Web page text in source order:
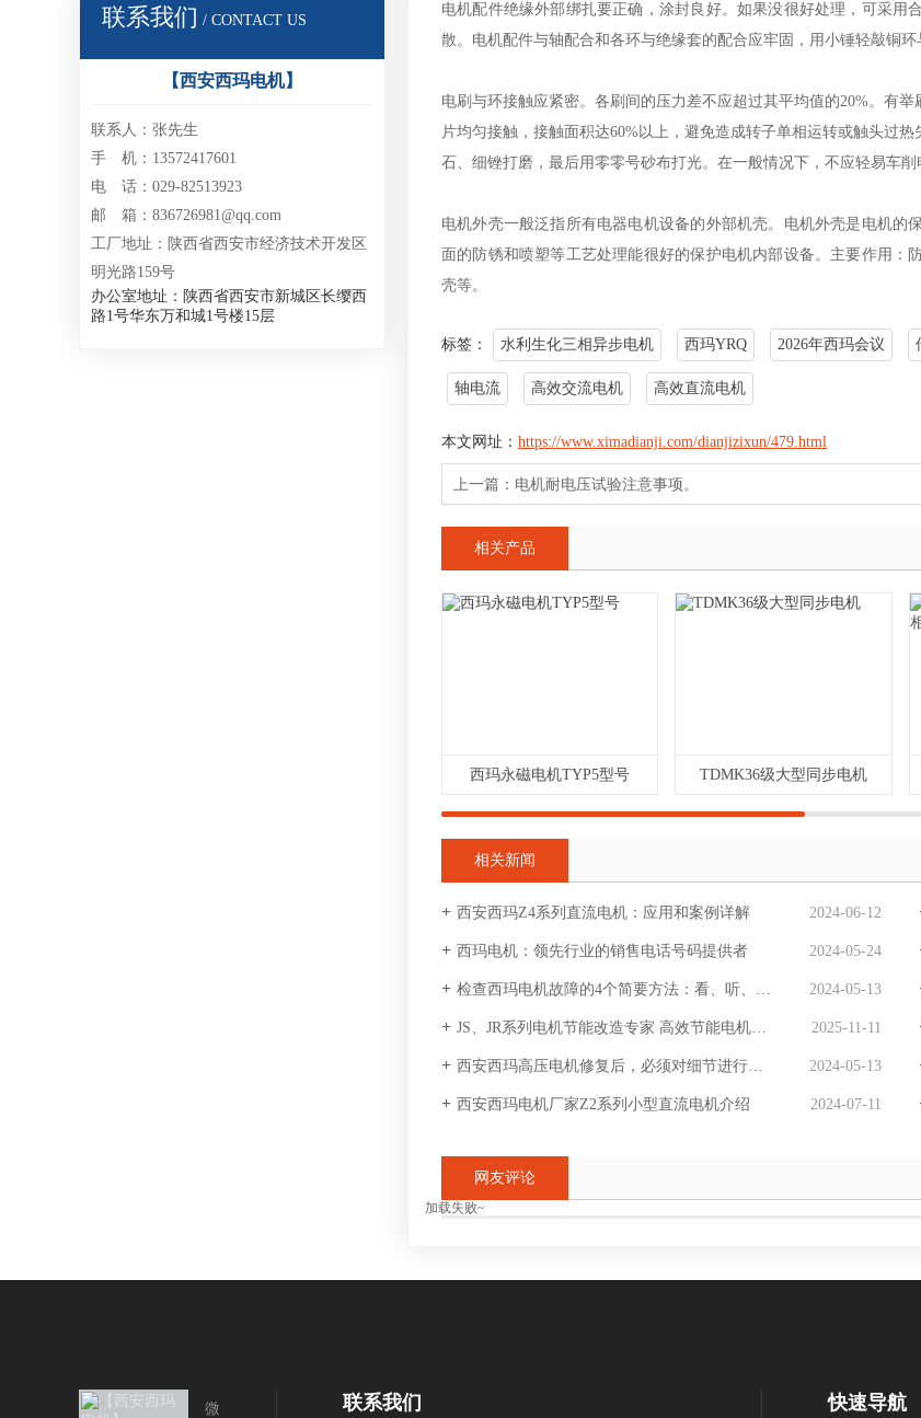
联系我们 / CONTACT US
【西安西玛电机】
联系人：张先生
手 机：13572417601
电 话：029-82513923
邮 箱：836726981@qq.com
工厂地址：陕西省西安市经济技术开发区
明光路159号
办公室地址：陕西省西安市新城区长缨西
路1号华东万和城1号楼15层
电机配件绝缘外部绑扎要正确，涂封良好。如果没很好处理，可采
散。电机配件与轴配合和各环与绝缘套的配合应牢固，用小锤轻敲铜环
电刷与环接触应紧密。各刷间的压力差不应超过其平均值的20%。有
片均匀接触，接触面积达60%以上，避免造成转子单相运转或触头过
石、细锉打磨，最后用零零号砂布打光。在一般情况下，不应轻易车削
电机外壳一般泛指所有电器电机设备的外部机壳。电机外壳是电机
面的防锈和喷塑等工艺处理能很好的保护电机内部设备。主要作用
壳等。
标签： 水利生化三相异步电机 西玛YRQ 2026年西玛会议
轴电流 高效交流电机 高效直流电机
本文网址： https://www.ximadianji.com/dianjizixun/479.html
上一篇： 电机耐电压试验注意事项。
相关产品
西玛永磁电机TYP5型号 TDMK36级大型同步电机
相关新闻
西安西玛Z4系列直流电机：应用和案例详解 2024-06-12
西玛电机：领先行业的销售电话号码提供者 2024-05-24
检查西玛电机故障的4个简要方法：看、听、闻、摸 2024-05-13
JS、JR系列电机节能改造专家 高效节能电机生产厂家 2025-11-11
西安西玛高压电机修复后，必须对细节进行精细加工。 2024-05-13
西安西玛电机厂家Z2系列小型直流电机介绍 2024-07-11
网友评论
加载失败~
微 联系我们 快速导航